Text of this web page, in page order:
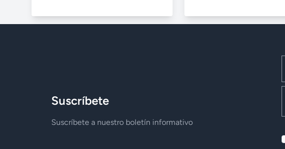
Suscríbete
Suscríbete a nuestro boletín informativo